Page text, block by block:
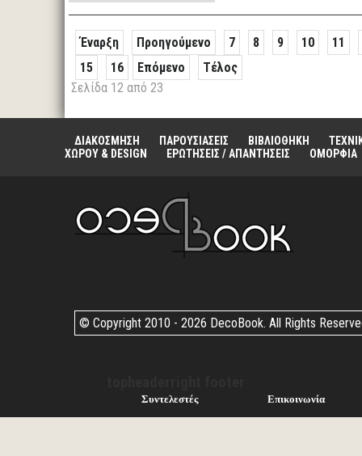
Έναρξη Προηγούμενο 7 8 9 10
11
15
16 Επόμενο
Τέλος
Σελίδα 12 από 23
ΔΙΑΚΟΣΜΗΣΗ ΠΑΡΟΥΣΙΑΣΕΙΣ ΒΙΒΛΙΟΘΗΚΗ
ΧΩΡΟΥ & DESIGN
ΕΡΩΤΗΣΕΙΣ / ΑΠΑΝΤΗΣΕΙΣ ΟΜΟΡΦΙΑ
© Copyright 2010 - 2026 DecoBook. All Rights
Συντελεστές Επικοινωνία